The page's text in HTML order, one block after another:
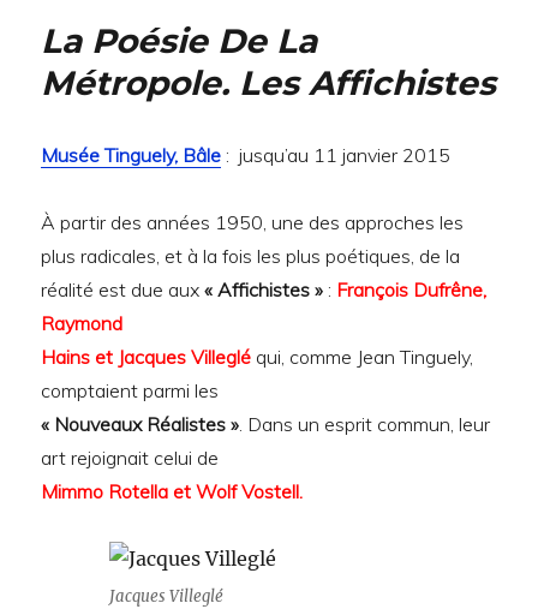
La Poésie De La
Métropole. Les Affichistes
Musée Tinguely, Bâle : jusqu’au 11 janvier 2015
À partir des années 1950, une des approches les
plus radicales, et à la fois les plus poétiques, de la
réalité est due aux « Affichistes » : François Dufrêne,
Raymond
Hains et Jacques Villeglé qui, comme Jean Tinguely,
comptaient parmi les
« Nouveaux Réalistes ». Dans un esprit commun, leur
art rejoignait celui de
Mimmo Rotella et Wolf Vostell.
Jacques Villeglé